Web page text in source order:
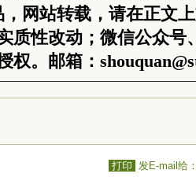
网站转载，请在正文
质性改动；微信公众号
权。邮箱：
打印 发E-mail给